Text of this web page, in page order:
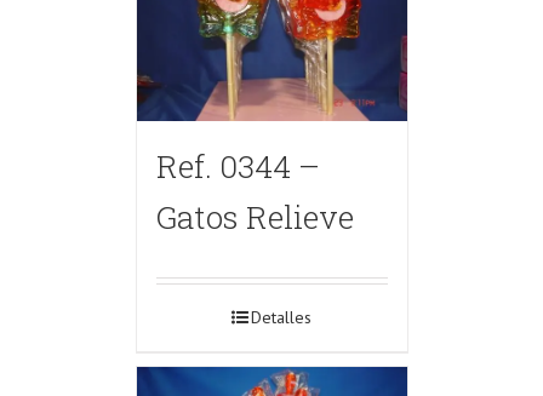
Ref. 0344 –
Gatos Relieve
Detalles